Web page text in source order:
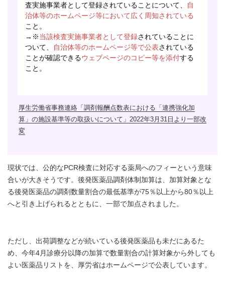
査実施事業者として登録されていることについて、
自
治体等のホームページ等において広く周知されている
こと。
→※当該検査実施事業者として登録されていることに
ついて、
自治体等のホームページ等で公表されている
ことが確認できるウェブページのコピー等を添付する
こと。
厚生労働省事務連絡「調剤報酬点数表における「連携強化加
算」の施設基準等の取扱いについて」2022年3月31日より一部改
変
現状では、公的なPCR検査に対応する薬局へのフィーという意味
合いが大きそうです。後発医薬品調剤体制加算は、加算対象とな
る後発医薬品の調剤数量割合の最低基準が75％以上から80％以上
へと引き上げられるとともに、一部で加点されました。
ただし、出荷調整などが続いている後発医薬品も未だにあるた
め、今年4月診療分以降の加算で数量割合の計算対象から外しても
よい医薬品リストを、厚労省はホームページで公表しています。